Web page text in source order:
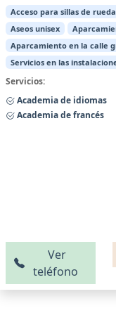
Acceso para sillas de
Aseos unisex
Aparcamiento en la calle
Servicios en las
Servicios:
Academia de idiomas
Academia de francés
Ver
teléfono